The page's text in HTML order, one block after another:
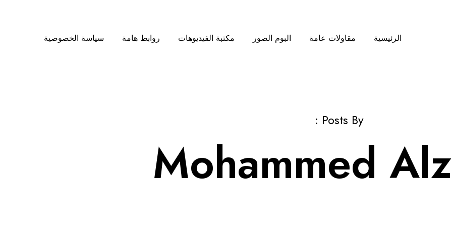
الرئيسية مقاولات عامة البوم الصور مكتبة الفيديوهات روابط هامة سياسة الخصوصية
Posts By :
Mohammed